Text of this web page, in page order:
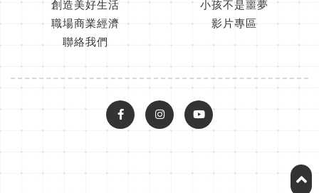
創造美好生活
小孩不是噩夢
職場商業經濟
影片專區
聯絡我們